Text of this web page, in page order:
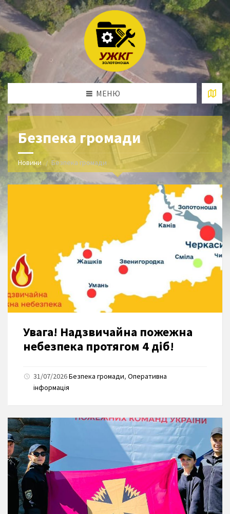
МЕНЮ
Безпека громади
Новини Безпека громади
Увага! Надзвичайна пожежна
небезпека протягом 4 діб!
31/07/2026Безпека громади, Оперативна
інформація